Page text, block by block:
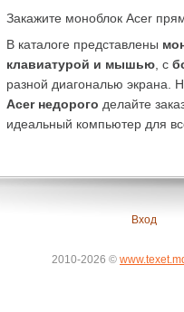
Закажите моноблок Acer
В каталоге представлены
клавиатурой и мышью , с
разной диагональю экрана.
Acer недорого делайте
идеальный компьютер для
Вход
2010-2026 ©